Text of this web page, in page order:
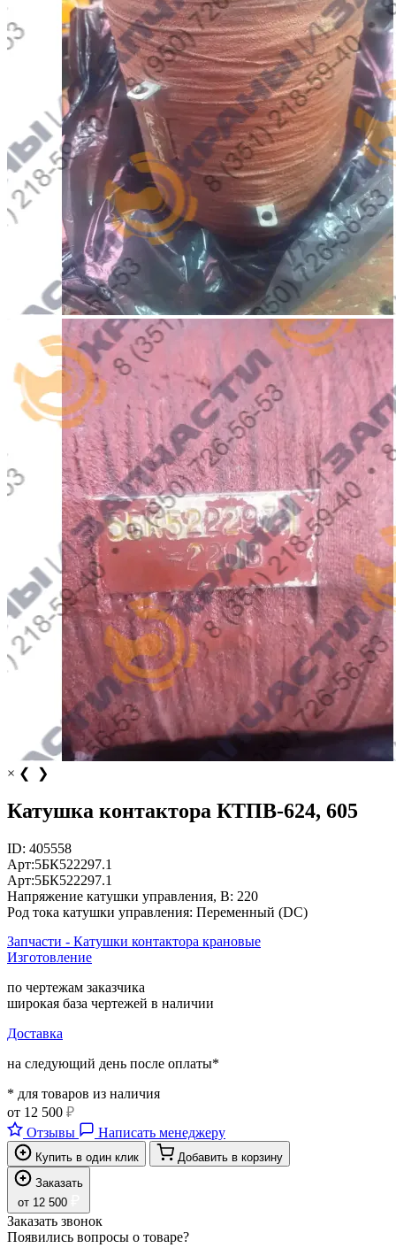
× ❮ ❯
Катушка контактора КТПВ-624, 605
ID: 405558
Арт:5БК522297.1
Арт:5БК522297.1
Напряжение катушки управления, В: 220
Род тока катушки управления: Переменный (DC)
Запчасти - Катушки контактора крановые
Изготовление
по чертежам заказчика
широкая база чертежей в наличии
Доставка
на следующий день после оплаты*
* для товаров из наличия
от 12 500 ₽
Отзывы
Написать менеджеру
Купить в один клик
Добавить в корзину
Заказать
от 12 500
Заказать звонок
Появились вопросы о товаре?